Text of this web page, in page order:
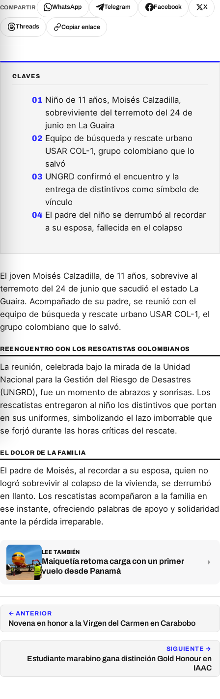
COMPARTIR WhatsApp Telegram Facebook X
Threads Copiar enlace
CLAVES
Niño de 11 años, Moisés Calzadilla,
sobreviviente del terremoto del 24 de
junio en La Guaira
Equipo de búsqueda y rescate urbano
USAR COL-1, grupo colombiano que lo
salvó
UNGRD confirmó el encuentro y la
entrega de distintivos como símbolo de
vínculo
El padre del niño se derrumbó al recordar
a su esposa, fallecida en el colapso
El joven Moisés Calzadilla, de 11 años, sobrevive al
terremoto del 24 de junio que sacudió el estado La
Guaira. Acompañado de su padre, se reunió con el
equipo de búsqueda y rescate urbano USAR COL-1, el
grupo colombiano que lo salvó.
REENCUENTRO CON LOS RESCATISTAS COLOMBIANOS
La reunión, celebrada bajo la mirada de la Unidad
Nacional para la Gestión del Riesgo de Desastres
(UNGRD), fue un momento de abrazos y sonrisas. Los
rescatistas entregaron al niño los distintivos que portan
en sus uniformes, simbolizando el lazo imborrable que
se forjó durante las horas críticas del rescate.
EL DOLOR DE LA FAMILIA
El padre de Moisés, al recordar a su esposa, quien no
logró sobrevivir al colapso de la vivienda, se derrumbó
en llanto. Los rescatistas acompañaron a la familia en
ese instante, ofreciendo palabras de apoyo y solidaridad
ante la pérdida irreparable.
LEE TAMBIÉN
Maiquetía retoma carga con un primer
vuelo desde Panamá
← ANTERIOR
Novena en honor a la Virgen del Carmen en Carabobo
SIGUIENTE →
Estudiante marabino gana distinción Gold Honour en
IAAC